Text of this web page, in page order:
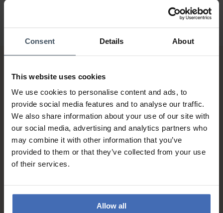
Consent Details About
This website uses cookies
We use cookies to personalise content and ads, to
provide social media features and to analyse our traffic.
We also share information about your use of our site with
our social media, advertising and analytics partners who
may combine it with other information that you’ve
provided to them or that they’ve collected from your use
of their services.
Allow all
Fattura & Pagamento a rate
fino a 5000.-
info